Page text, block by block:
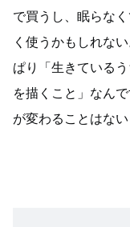
で買うし、眠らな
く使うかもしれな
ぱり「生きている
を描くこと」なん
が変わることはない